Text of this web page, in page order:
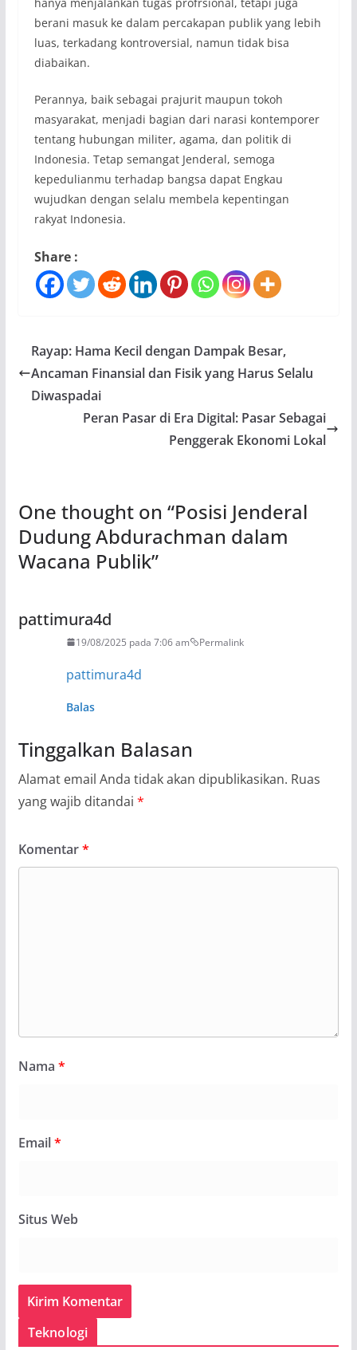
berani masuk ke dalam percakapan publik yang lebih
luas, terkadang kontroversial, namun tidak bisa
diabaikan.
Perannya, baik sebagai prajurit maupun tokoh
masyarakat, menjadi bagian dari narasi kontemporer
tentang hubungan militer, agama, dan politik di
Indonesia. Tetap semangat Jenderal, semoga
kepedulianmu terhadap bangsa dapat Engkau
wujudkan dengan selalu membela kepentingan
rakyat Indonesia.
Share :
Rayap: Hama Kecil dengan Dampak Besar,
Ancaman Finansial dan Fisik yang Harus Selalu
Diwaspadai
Peran Pasar di Era Digital: Pasar Sebagai
Penggerak Ekonomi Lokal
One thought on “Posisi Jenderal
Dudung Abdurachman dalam
Wacana Publik”
pattimura4d
19/08/2025 pada 7:06 am Permalink
pattimura4d
Balas
Tinggalkan Balasan
Alamat email Anda tidak akan dipublikasikan. Ruas
yang wajib ditandai *
Komentar*
Nama *
Email*
Situs Web
Teknologi